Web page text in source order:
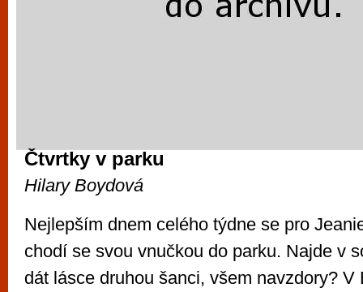
Čtvrtky v parku
Hilary Boydová
Nejlepším dnem celého týdne se pro
chodí se svou vnučkou do parku. Najde v
dát lásce druhou šanci, všem navzdory? V